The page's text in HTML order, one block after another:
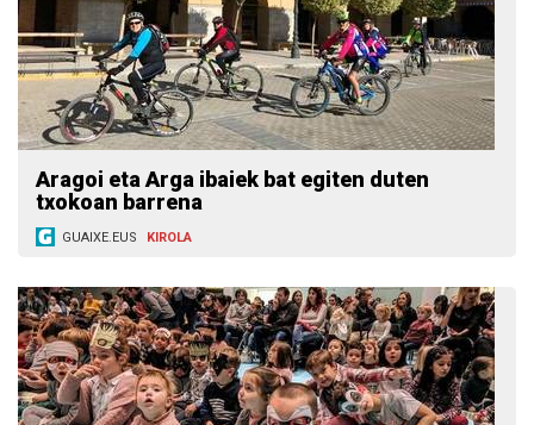
Aragoi eta Arga ibaiek bat egiten duten
txokoan barrena
GUAIXE.EUS KIROLA